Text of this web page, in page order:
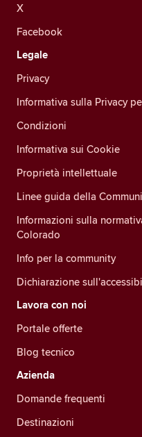
X
Facebook
Legale
Privacy
Informativa sulla Privacy
Condizioni
Informativa sui Cookie
Proprietà intellettuale
Linee guida della
Informazioni sulla
Colorado
Info per la community
Dichiarazione
Lavora con noi
Portale offerte
Blog tecnico
Azienda
Domande frequenti
Destinazioni